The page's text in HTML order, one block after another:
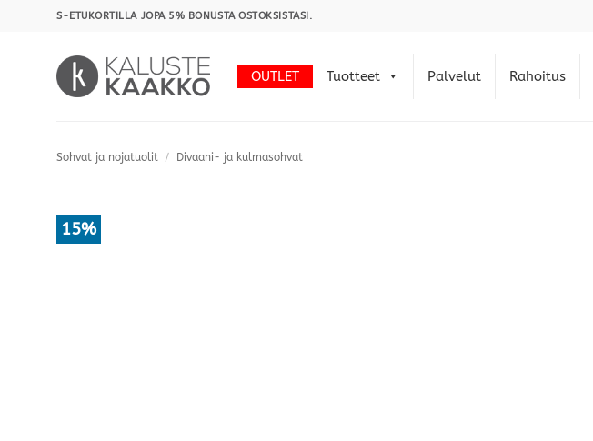
S-ETUKORTILLA JOPA 5% BONUSTA OSTOKSISTASI.
OUTLET Tuotteet Palvelut Rahoitus
Sohvat ja nojatuolit / Divaani- ja kulmasohvat
15%